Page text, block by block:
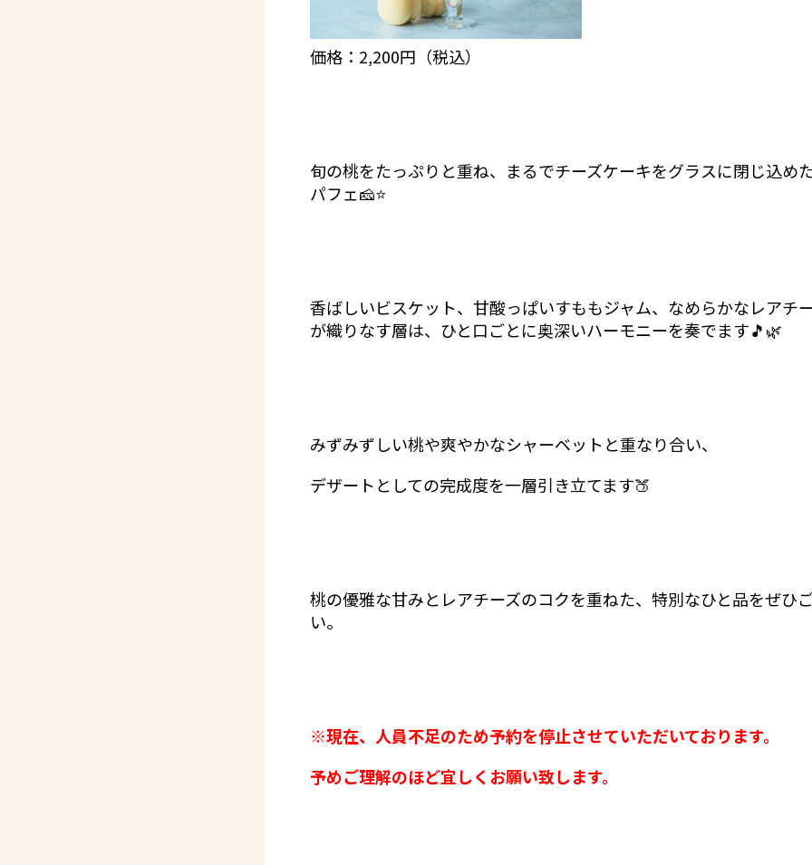
価格：2,200円（税込）
旬の桃をたっぷりと重ね、まるでチーズケーキをグラスに閉じ込め
パフェ🧀⭐️
香ばしいビスケット、甘酸っぱいすももジャム、なめらかなレアチ
が織りなす層は、ひと口ごとに奥深いハーモニーを奏でます🎵🌿
みずみずしい桃や爽やかなシャーベットと重なり合い、
デザートとしての完成度を一層引き立てます🍑
桃の優雅な甘みとレアチーズのコクを重ねた、特別なひと品をぜひ
い。
※現在、人員不足のため予約を停止させていただいております。
予めご理解のほど宜しくお願い致します。